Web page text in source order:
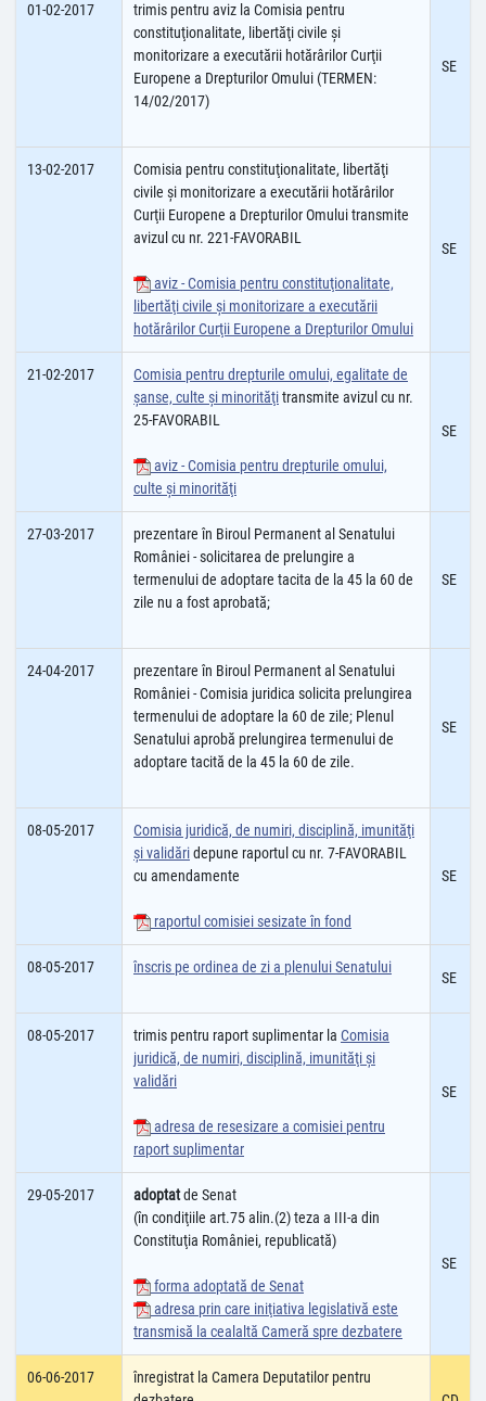
01-02-2017
trimis pentru aviz la Comisia pentru
constituţionalitate, libertăţi civile şi
monitorizare a executării hotărârilor Curţii
Europene a Drepturilor Omului (TERMEN:
14/02/2017)
SE
13-02-2017
Comisia pentru constituţionalitate, libertăţi
civile şi monitorizare a executării hotărârilor
Curţii Europene a Drepturilor Omului transmite
avizul cu nr. 221-FAVORABIL
aviz - Comisia pentru constituţionalitate,
libertăţi civile şi monitorizare a executării
hotărârilor Curţii Europene a Drepturilor Omului
SE
21-02-2017
Comisia pentru drepturile omului, egalitate de
șanse, culte şi minorităţitransmite avizul cu nr.
25-FAVORABIL
aviz - Comisia pentru drepturile omului,
culte şi minorităţi
SE
27-03-2017
prezentare în Biroul Permanent al Senatului
României - solicitarea de prelungire a
termenului de adoptare tacita de la 45 la 60 de
zile nu a fost aprobată;
SE
24-04-2017
prezentare în Biroul Permanent al Senatului
României - Comisia juridica solicita prelungirea
termenului de adoptare la 60 de zile; Plenul
Senatului aprobă prelungirea termenului de
adoptare tacită de la 45 la 60 de zile.
SE
08-05-2017
Comisia juridică, de numiri, disciplină, imunităţi
şi validăridepune raportul cu nr. 7-FAVORABIL
cu amendamente
raportul comisiei sesizate în fond
SE
08-05-2017 înscris pe ordinea de zi a plenului Senatului
SE
08-05-2017 trimis pentru raport suplimentar la Comisia
juridică, de numiri, disciplină, imunităţi şi
validări
adresa de resesizare a comisiei pentru
raport suplimentar
SE
29-05-2017 adoptatde Senat
(în condiţiile art.75 alin.(2) teza a III-a din
Constituţia României, republicată)
forma adoptată de Senat
adresa prin care iniţiativa legislativă este
transmisă la cealaltă Cameră spre dezbatere
SE
06-06-2017
înregistrat la Camera Deputatilor pentru